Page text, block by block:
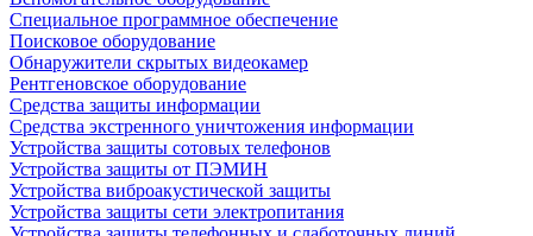
Специальное программное обеспечение
Поисковое оборудование
Обнаружители скрытых видеокамер
Рентгеновское оборудование
Средства защиты информации
Средства экстренного уничтожения информации
Устройства защиты сотовых телефонов
Устройства защиты от ПЭМИН
Устройства виброакустической защиты
Устройства защиты сети электропитания